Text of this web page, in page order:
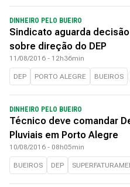
DINHEIRO PELO BUEIRO
Sindicato aguarda
sobre direção do DEP
11/08/2016 - 12h36min
DEP PORTO ALEGRE BUEIROS
DINHEIRO PELO BUEIRO
Técnico deve comandar
Pluviais em Porto Alegre
10/08/2016 - 08h05min
BUEIROS DEP